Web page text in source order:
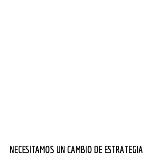
NECESITAMOS UN CAMBIO DE ESTRATEGIA